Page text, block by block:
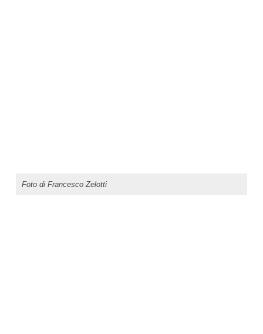
Foto di Francesco Zelotti